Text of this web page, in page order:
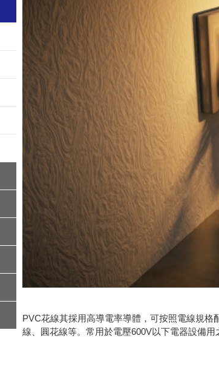
PVC花線其採用高導電率導體，可按照電線規
線、圓花線等。常用於電壓600V以下電器設備用